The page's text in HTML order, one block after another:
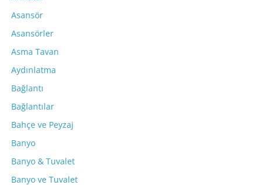
Asansör
Asansörler
Asma Tavan
Aydınlatma
Bağlantı
Bağlantılar
Bahçe ve Peyzaj
Banyo
Banyo & Tuvalet
Banyo ve Tuvalet